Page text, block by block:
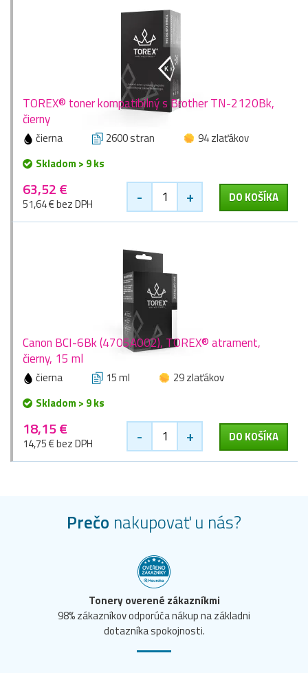
TOREX® toner kompatibilný s Brother TN-2120Bk,
čierny
čierna 2600 stran
94 zlaťákov
Skladom > 9 ks
63,52 €
51,64 € bez DPH - + DO KOŠÍKA
Canon BCI-6Bk (4705A002), TOREX® atrament,
čierny, 15 ml
čierna 15 ml
29 zlaťákov
Skladom > 9 ks
18,15 €
14,75 € bez DPH - + DO KOŠÍKA
Prečo nakupovať u nás?
Tonery overené zákazníkmi
98% zákazníkov odporúča nákup na základni
dotazníka spokojnosti.